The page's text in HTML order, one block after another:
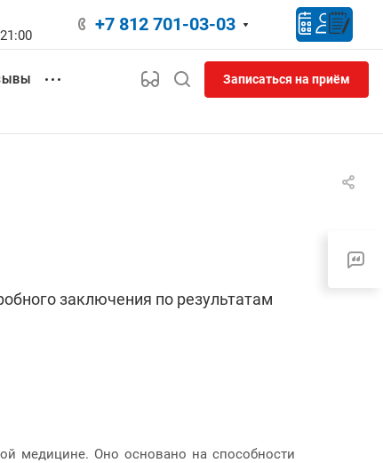
+7 812 701-03-03
Записаться на приём
заключения по результатам
медицине. Оно основано на способности